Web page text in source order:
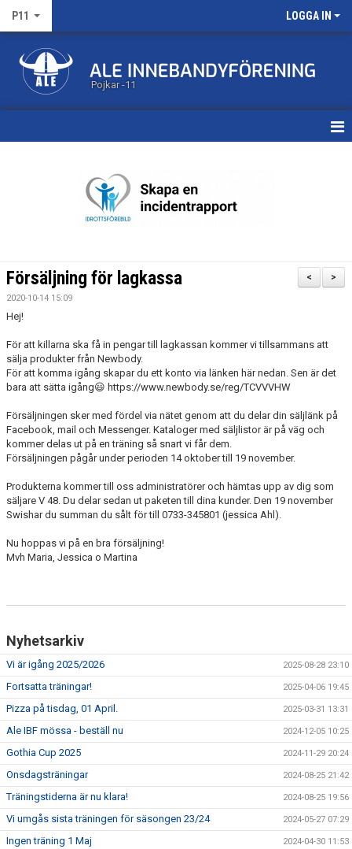
P11 LOGGA IN
Pojkar -11
BILDGALLERI
NYHETSARKIV
>
<
Försäljning för lagkassa
2020-10-14 15:09
Hej!
För att killarna ska få in pengar till lagkassan kommer vi tillsammans att
sälja produkter från Newbody.
För att komma igång skapar du ett konto via länken här nedan. Sen är det
bara att sätta igång😃 https://www.newbody.se/reg/TCVVVHW
Försäljningen sker med fördel via nätet genom att du delar din säljlänk på
Facebook, mail och Messenger. Kataloger med säljlistor är på väg och
kommer delas ut på en träning så snart vi får dem.
Försäljningen pågår under perioden 14 oktober till 19 november.
Produkterna kommer till oss administratörer och hämtas upp av dig som
säljare V 48. Du delar sedan ut paketen till dina kunder. Den 19 november
Swishar du summan du sålt för till 0733-345801 (jessica Ahl).
Nu hoppas vi på en bra försäljning!
Mvh Maria, Jessica o Martina
Nyhetsarkiv
Vi är igång 2025/2026 2025-08-28 23:10
Fortsatta träningar! 2025-04-06 19:45
Pizza på tisdag, 01 April. 2025-03-31 13:31
Ale IBF mössa - beställ nu 2024-12-05 10:25
Gothia Cup 2025 2024-11-29 20:24
Onsdagsträningar 2024-08-25 21:42
Träningstiderna är nu klara! 2024-08-25 19:56
Vi umgås sista träningen för säsongen 23/24 2024-05-27 07:29
Ingen träning 1 Maj 2024-04-30 11:53